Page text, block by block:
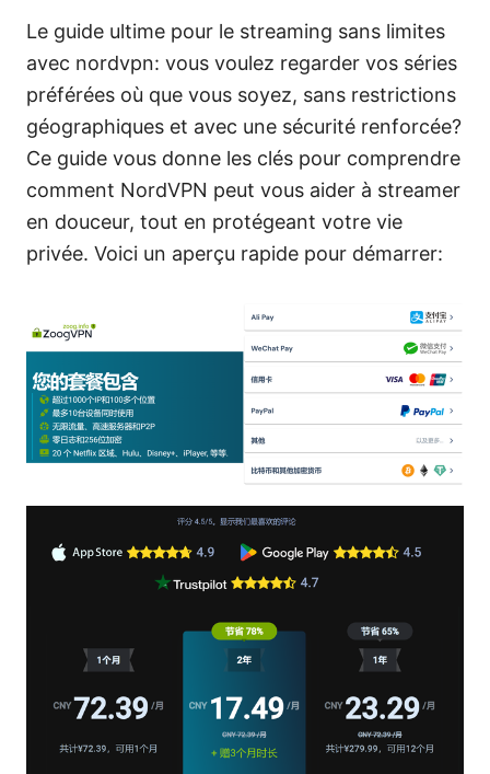
Le guide ultime pour le streaming sans limites
avec nordvpn: vous voulez regarder vos séries
préférées où que vous soyez, sans restrictions
géographiques et avec une sécurité renforcée?
Ce guide vous donne les clés pour comprendre
comment NordVPN peut vous aider à streamer
en douceur, tout en protégeant votre vie
privée. Voici un aperçu rapide pour démarrer: